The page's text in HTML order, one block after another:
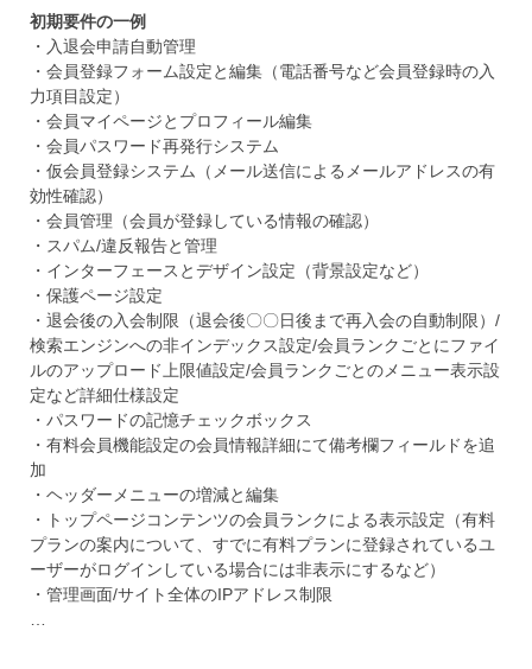
初期要件の一例
・入退会申請自動管理
・会員登録フォーム設定と編集（電話番号など会員登録時の入
力項目設定）
・会員マイページとプロフィール編集
・会員パスワード再発行システム
・仮会員登録システム（メール送信によるメールアドレスの有
効性確認）
・会員管理（会員が登録している情報の確認）
・スパム/違反報告と管理
・インターフェースとデザイン設定（背景設定など）
・保護ページ設定
・退会後の入会制限（退会後〇〇日後まで再入会の自動制限）/
検索エンジンへの非インデックス設定/会員ランクごとにファイ
ルのアップロード上限値設定/会員ランクごとのメニュー表示設
定など詳細仕様設定
・パスワードの記憶チェックボックス
・有料会員機能設定の会員情報詳細にて備考欄フィールドを追
加
・ヘッダーメニューの増減と編集
・トップページコンテンツの会員ランクによる表示設定（有料
プランの案内について、すでに有料プランに登録されているユ
ーザーがログインしている場合には非表示にするなど）
・管理画面/サイト全体のIPアドレス制限
…